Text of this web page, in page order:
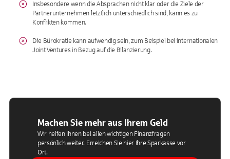
Insbesondere wenn die Absprachen nicht klar oder die Ziele der
Partnerunternehmen letztlich unterschiedlich sind, kann es zu
Konflikten kommen.
Die Bürokratie kann aufwendig sein, zum Beispiel bei internationalen
Joint Ventures in Bezug auf die Bilanzierung.
Machen Sie mehr aus Ihrem Geld
Wir helfen Ihnen bei allen wichtigen Finanzfragen
persönlich weiter. Erreichen Sie hier Ihre Sparkasse vor
Ort.